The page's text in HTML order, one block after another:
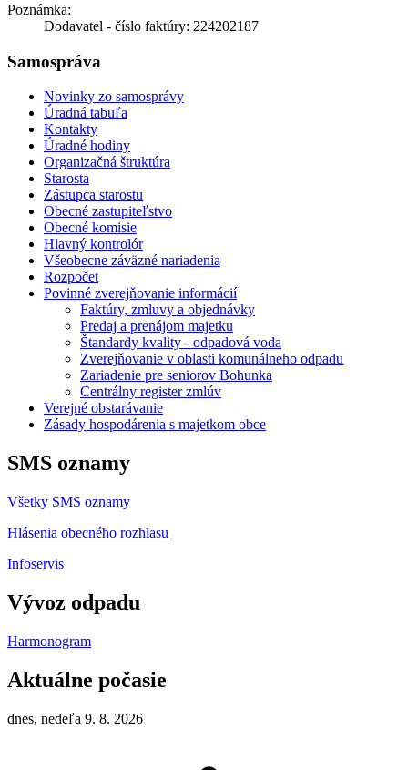
Poznámka:
Dodavatel - číslo faktúry: 224202187
Samospráva
Novinky zo samosprávy
Úradná tabuľa
Kontakty
Úradné hodiny
Organizačná štruktúra
Starosta
Zástupca starostu
Obecné zastupiteľstvo
Obecné komisie
Hlavný kontrolór
Všeobecne záväzné nariadenia
Rozpočet
Povinné zverejňovanie informácií
Faktúry, zmluvy a objednávky
Predaj a prenájom majetku
Štandardy kvality - odpadová voda
Zverejňovanie v oblasti komunálneho odpadu
Zariadenie pre seniorov Bohunka
Centrálny register zmlúv
Verejné obstarávanie
Zásady hospodárenia s majetkom obce
SMS oznamy
Všetky SMS oznamy
Hlásenia obecného rozhlasu
Infoservis
Vývoz odpadu
Harmonogram
Aktuálne počasie
dnes, nedeľa 9. 8. 2026